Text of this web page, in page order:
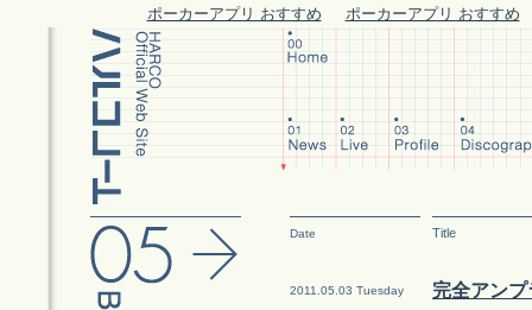
ポーカーアプリ おすすめ ポーカーアプリ おすすめ
Date Title
2011.05.03 Tuesday 完全アン